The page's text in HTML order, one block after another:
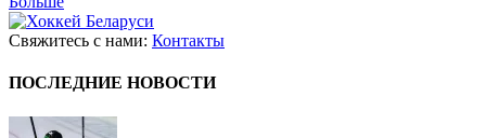
Свяжитесь с нами: Контакты
ПОСЛЕДНИЕ НОВОСТИ